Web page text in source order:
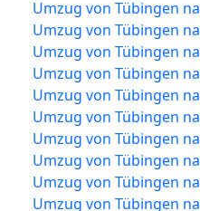
Umzug von Tübingen
Umzug von Tübingen
Umzug von Tübingen
Umzug von Tübingen
Umzug von Tübingen
Umzug von Tübingen
Umzug von Tübingen
Umzug von Tübingen
Umzug von Tübingen
Umzug von Tübingen